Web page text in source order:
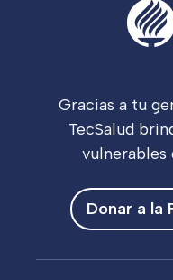
Gracias a tu
TecSalud
vulnerables
Donar a la